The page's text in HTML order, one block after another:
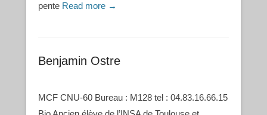
pente Read more →
Benjamin Ostre
MCF CNU-60 Bureau : M128 tel : 04.83.16.66.15